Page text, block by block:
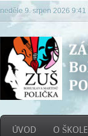
neděle 9. srpen 2026 9:41
ÚVOD O ŠKOLE